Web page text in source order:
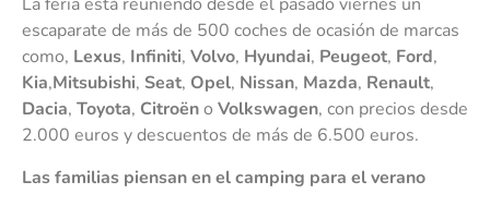
escaparate de más de 500 coches de ocasión de marcas
como, Lexus, Infiniti, Volvo, Hyundai, Peugeot, Ford,
Kia,Mitsubishi, Seat, Opel, Nissan, Mazda, Renault,
Dacia, Toyota, Citroëno Volkswagen, con precios desde
2.000 euros y descuentos de más de 6.500 euros.
Las familias piensan en el camping para el verano